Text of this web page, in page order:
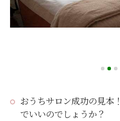
おうちサロン成功の見本
でいいのでしょうか？